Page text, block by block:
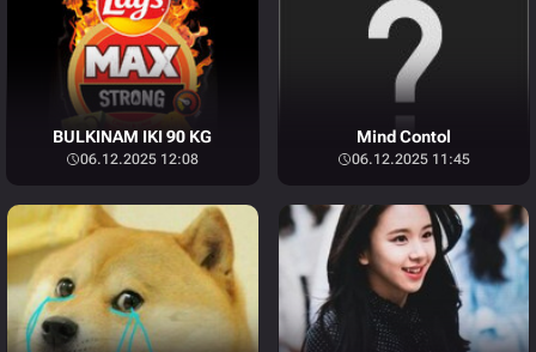
BULKINAM IKI 90 KG
06.12.2025 12:08
Mind Contol
06.12.2025 11:45